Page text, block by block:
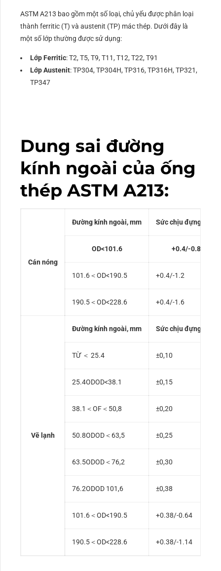
ASTM A213 bao gồm một số loại, chủ yếu được phân loại
thành ferritic (T) và austenit (TP) mác thép. Dưới đây là
một số lớp thường được sử dụng:
Lớp Ferritic: T2, T5, T9, T11, T12, T22, T91
Lớp Austenit: TP304, TP304H, TP316, TP316H, TP321,
TP347
Dung sai đường
kính ngoài của ống
thép ASTM A213:
Cán nóng
Đường kính ngoài, mm Sức chịu đựng, mm
OD<101.6 +0.4/-0.8
101.6＜OD<190.5 +0.4/-1.2
190.5＜OD<228.6 +0.4/-1.6
Vẽ lạnh
Đường kính ngoài, mm Sức chịu đựng, mm
TỪ ＜ 25.4 ±0,10
25.4ODOD<38.1 ±0,15
38.1＜OF＜50,8 ±0,20
50.8ODOD＜63,5 ±0,25
63.5ODOD＜76,2 ±0,30
76.2ODOD 101,6 ±0,38
101.6＜OD<190.5 +0.38/-0.64
190.5＜OD<228.6 +0.38/-1.14